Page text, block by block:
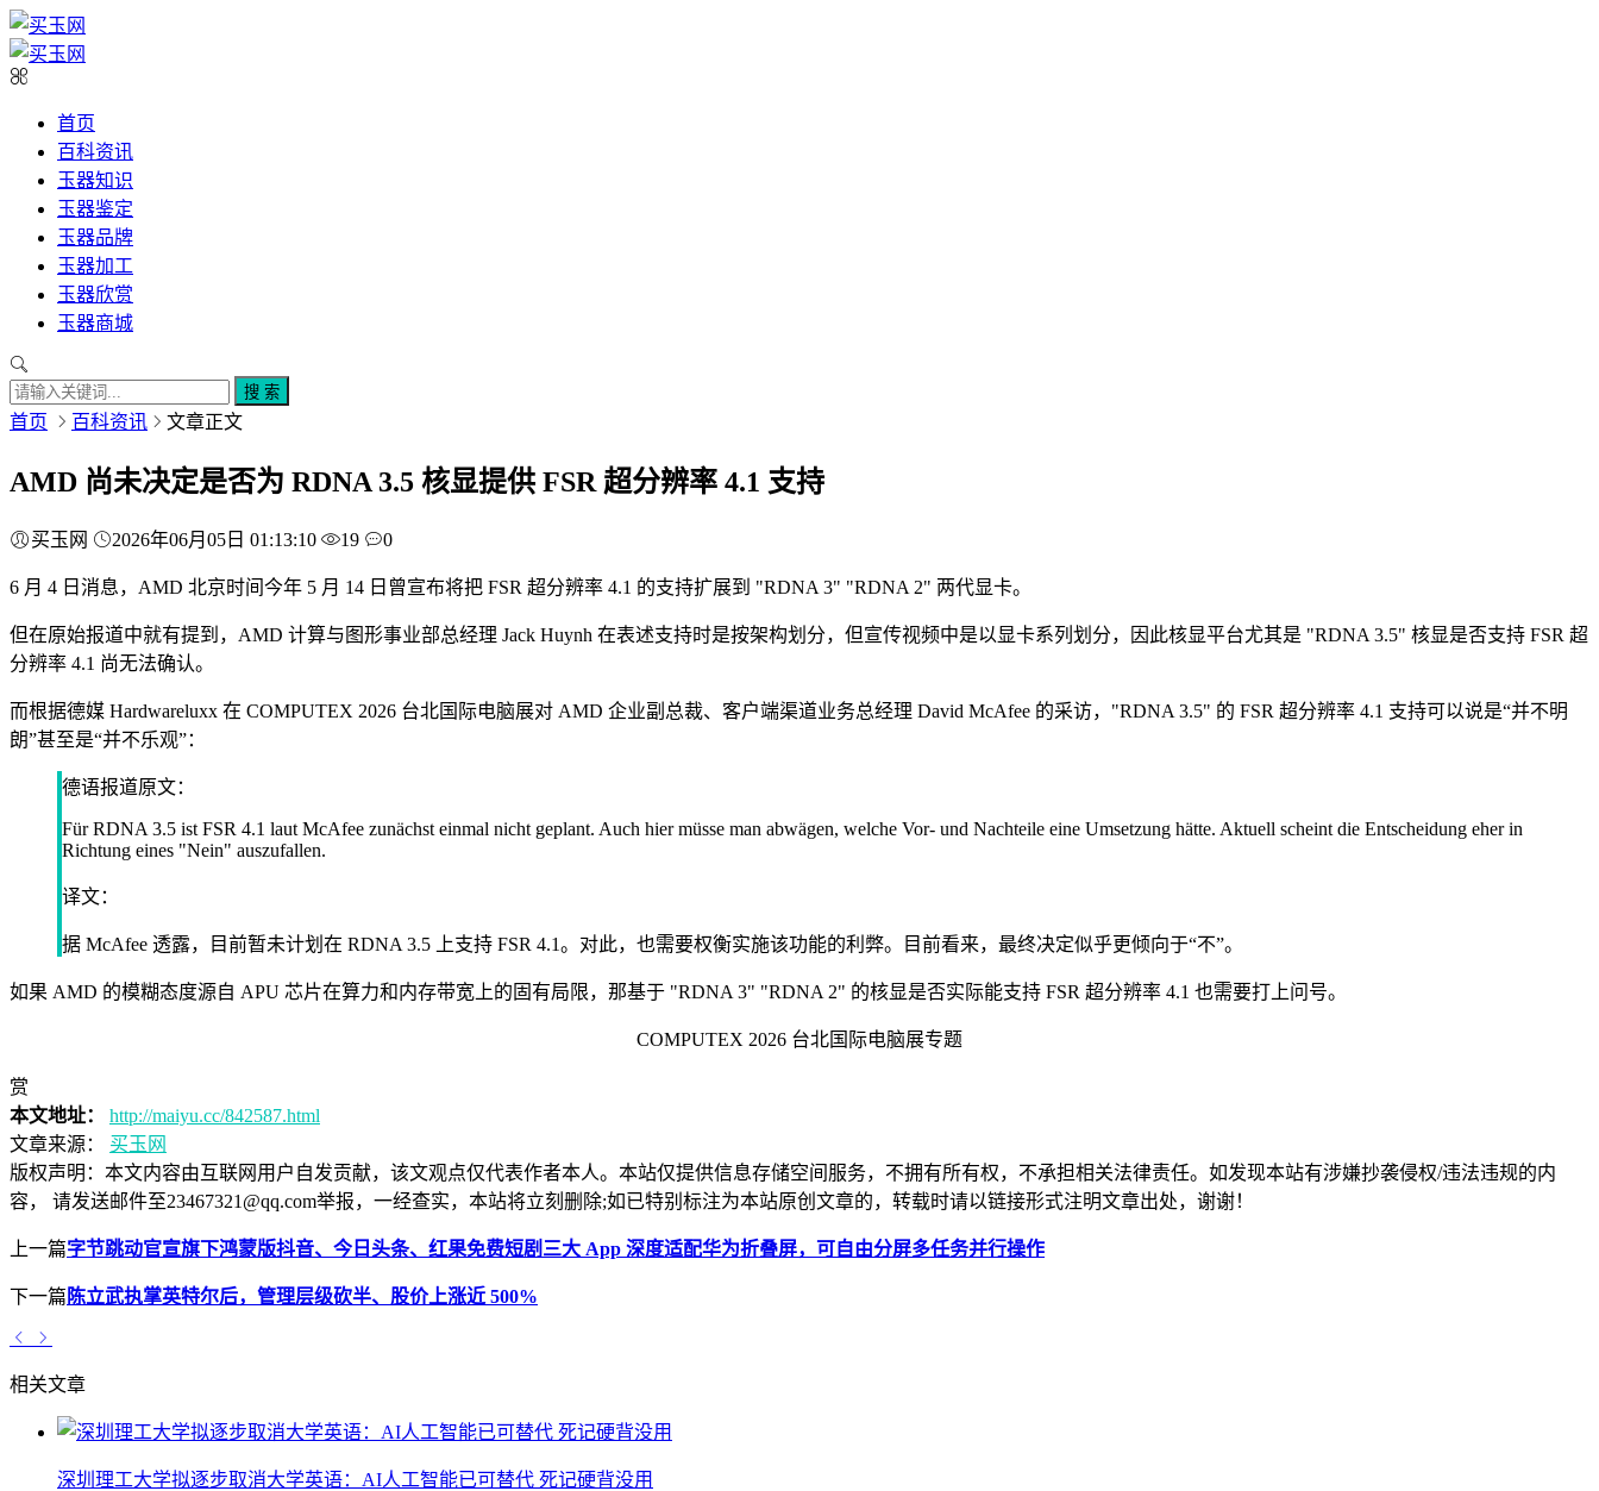
首页
百科资讯
玉器知识
玉器鉴定
玉器品牌
玉器加工
玉器欣赏
玉器商城
搜 索
首页 百科资讯 文章正文
AMD 尚未决定是否为 RDNA 3.5 核显提供 FSR 超分辨率 4.1 支持
买玉网 2026年06月05日 01:13:10 19 0
6 月 4 日消息，AMD 北京时间今年 5 月 14 日曾宣布将把 FSR 超分辨率 4.1 的支持扩展到 "RDNA 3" "RDNA 2" 两代显卡。
但在原始报道中就有提到，AMD 计算与图形事业部总经理 Jack Huynh 在表述支持时是按架构划分，但宣传视频中是以显卡系列划分，因此核显平台尤其是 "RDNA 3.5" 核显是否支持 FSR 超
分辨率 4.1 尚无法确认。
而根据德媒 Hardwareluxx 在 COMPUTEX 2026 台北国际电脑展对 AMD 企业副总裁、客户端渠道业务总经理 David McAfee 的采访，"RDNA 3.5" 的 FSR 超分辨率 4.1 支持可以说是“并不明
朗”甚至是“并不乐观”：
德语报道原文：
Für RDNA 3.5 ist FSR 4.1 laut McAfee zunächst einmal nicht geplant. Auch hier müsse man abwägen, welche Vor- und Nachteile eine Umsetzung hätte. Aktuell scheint die Entscheidung eher in
Richtung eines "Nein" auszufallen.
译文：
据 McAfee 透露，目前暂未计划在 RDNA 3.5 上支持 FSR 4.1。对此，也需要权衡实施该功能的利弊。目前看来，最终决定似乎更倾向于“不”。
如果 AMD 的模糊态度源自 APU 芯片在算力和内存带宽上的固有局限，那基于 "RDNA 3" "RDNA 2" 的核显是否实际能支持 FSR 超分辨率 4.1 也需要打上问号。
COMPUTEX 2026 台北国际电脑展专题
赏
本文地址：
http://maiyu.cc/842587.html
文章来源：
买玉网
版权声明： 本文内容由互联网用户自发贡献，该文观点仅代表作者本人。本站仅提供信息存储空间服务，不拥有所有权，不承担相关法律责任。如发现本站有涉嫌抄袭侵权/违法违规的内
容， 请发送邮件至23467321@qq.com举报，一经查实，本站将立刻删除;如已特别标注为本站原创文章的，转载时请以链接形式注明文章出处，谢谢！
上一篇字节跳动官宣旗下鸿蒙版抖音、今日头条、红果免费短剧三大 App 深度适配华为折叠屏，可自由分屏多任务并行操作
下一篇 陈立武执掌英特尔后，管理层级砍半、股价上涨近 500%
相关文章
深圳理工大学拟逐步取消大学英语：AI人工智能已可替代 死记硬背没用